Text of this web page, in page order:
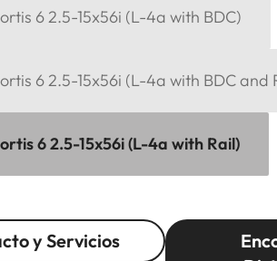
6 2.5-15x56i (L-4a with BDC)
6 2.5-15x56i (L-4a with BDC and
6 2.5-15x56i (L-4a with Rail)
y Servicios